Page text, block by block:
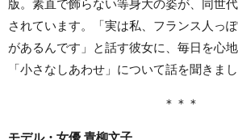
版。素直で飾らない等身大の姿が、同世
されています。「実は私、フランス人っ
があるんです」と話す彼女に、毎日を心
「小さなしあわせ」について話を聞きまし
＊＊＊